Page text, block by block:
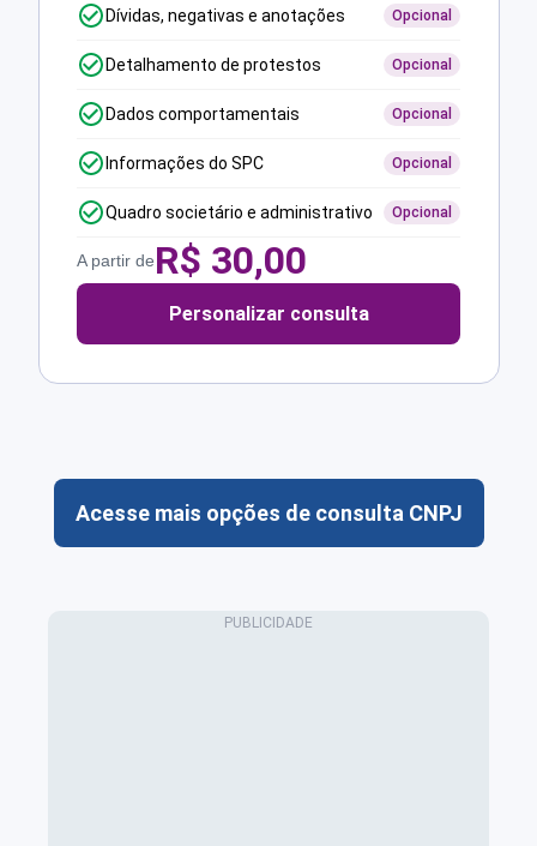
Dívidas, negativas e anotações Opcional
Detalhamento de protestos Opcional
Dados comportamentais Opcional
Informações do SPC Opcional
Quadro societário e administrativo Opcional
A partir deR$ 30,00
Personalizar consulta
Acesse mais opções de consulta CNPJ